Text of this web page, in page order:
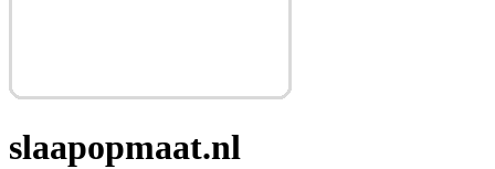
slaapopmaat.nl